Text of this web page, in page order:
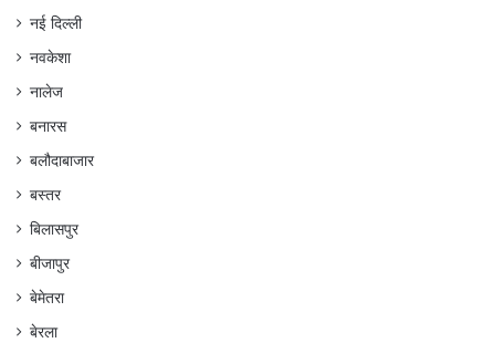
नई दिल्ली
नवकेशा
नालेज
बनारस
बलौदाबाजार
बस्तर
बिलासपुर
बीजापुर
बेमेतरा
बेरला